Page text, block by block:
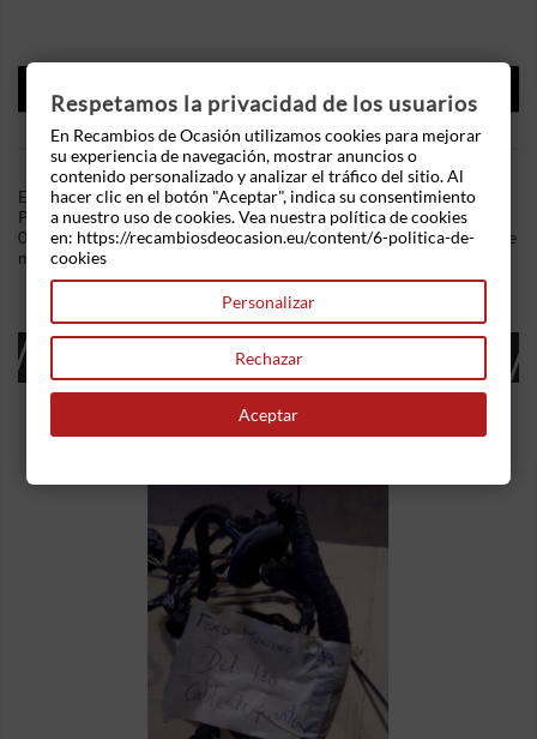
DETALLES DEL PRODUCTO
En Recambios de Ocasion disponemos de Mando climatizador
Peugeot 206 (1998) 1.6 16V (109 cv) .Referencia Interna:
03141551344651 - Ref: 96-430-550 XT. Ademas, disponemos de
mas recambios, si tiene cualquier duda consultenos.
16 OTROS PRODUCTOS EN LA MISMA
CATEGORÍA:
Respetamos la privacidad de los usuarios
En Recambios de Ocasión utilizamos cookies para mejorar
su experiencia de navegación, mostrar anuncios o
contenido personalizado y analizar el tráfico del sitio. Al
hacer clic en el botón "Aceptar", indica su consentimiento
a nuestro uso de cookies. Vea nuestra política de cookies
en: https://recambiosdeocasion.eu/content/6-politica-de-
cookies
Personalizar
Rechazar
Aceptar